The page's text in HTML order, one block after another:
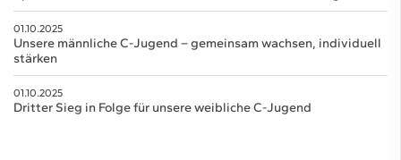
01.10.2025
Unsere männliche C-Jugend – gemeinsam wachsen, individuell
stärken
01.10.2025
Dritter Sieg in Folge für unsere weibliche C-Jugend